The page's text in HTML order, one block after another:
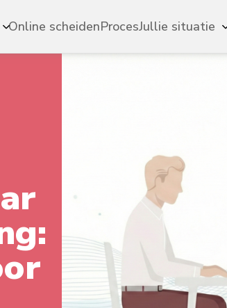
Online scheidenProcesJullie situatie